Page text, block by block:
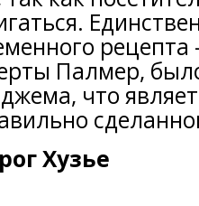
рецепта
Палмер,
что
Хузье